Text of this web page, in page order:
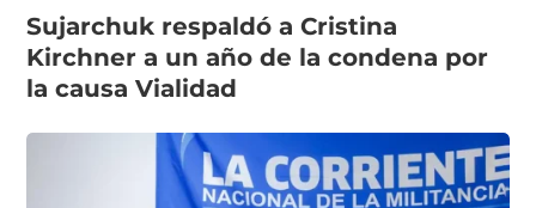
Sujarchuk respaldó a Cristina
Kirchner a un año de la condena por
la causa Vialidad